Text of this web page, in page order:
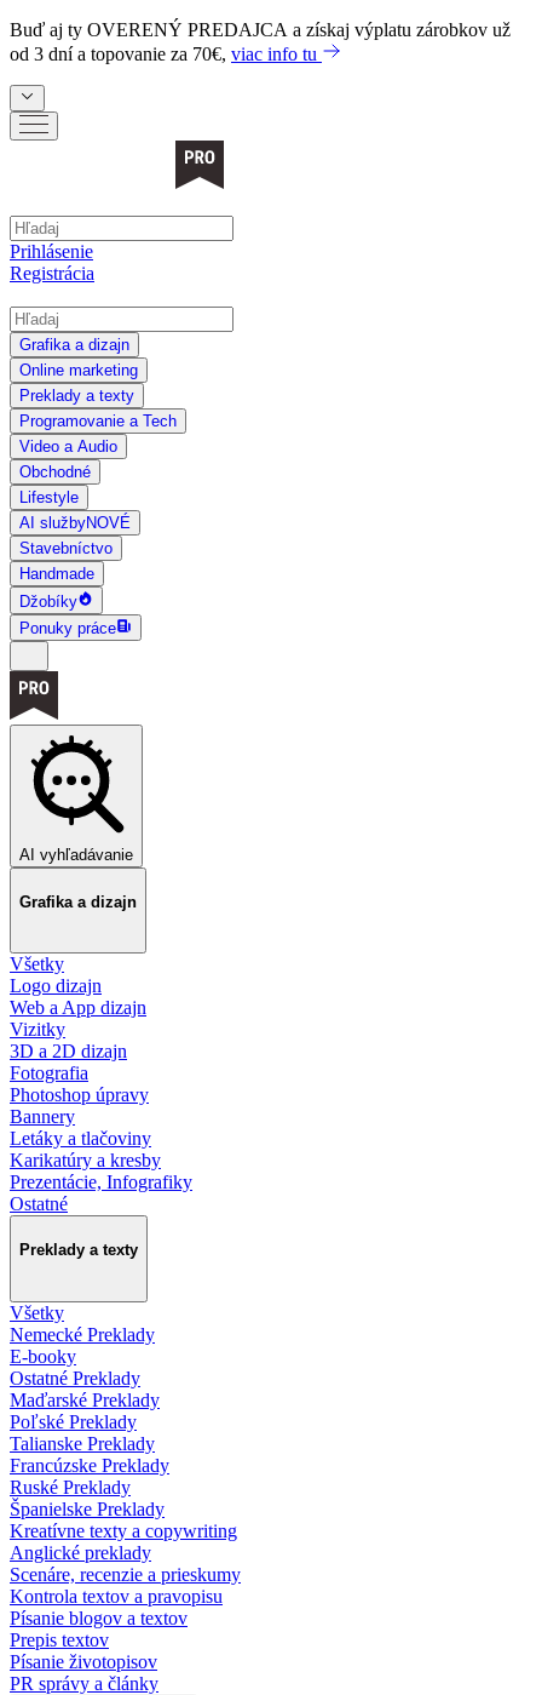
Buď aj ty OVERENÝ PREDAJCA a získaj výplatu zárobkov už
od 3 dní a topovanie za 70€, viac info tu
Prihlásenie
Registrácia
Grafika a dizajn
Online marketing
Preklady a texty
Programovanie a Tech
Video a Audio
Obchodné
Lifestyle
AI službyNOVÉ
Stavebníctvo
Handmade
Džobíky
Ponuky práce
AI vyhľadávanie
Grafika a dizajn
Všetky
Logo dizajn
Web a App dizajn
Vizitky
3D a 2D dizajn
Fotografia
Photoshop úpravy
Bannery
Letáky a tlačoviny
Karikatúry a kresby
Prezentácie, Infografiky
Ostatné
Preklady a texty
Všetky
Nemecké Preklady
E-booky
Ostatné Preklady
Maďarské Preklady
Poľské Preklady
Talianske Preklady
Francúzske Preklady
Ruské Preklady
Španielske Preklady
Kreatívne texty a copywriting
Anglické preklady
Scenáre, recenzie a prieskumy
Kontrola textov a pravopisu
Písanie blogov a textov
Prepis textov
Písanie životopisov
PR správy a články